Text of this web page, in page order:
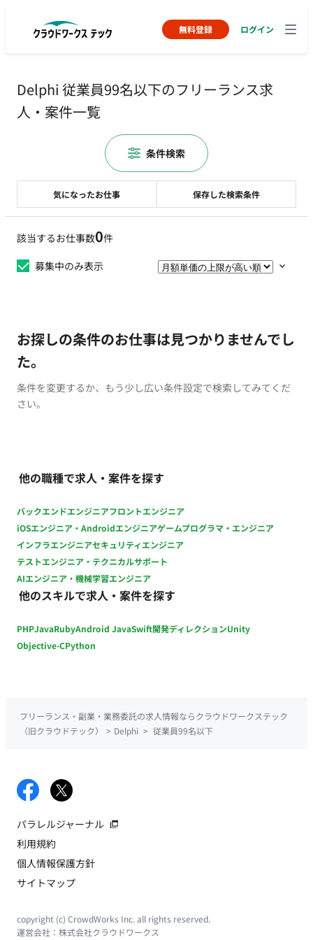
無料登録 ログイン
Delphi 従業員99名以下のフリーランス求
人・案件一覧
該当するお仕事数0件
募集中のみ表示
お探しの条件のお仕事は見つかりませんでし
た。
条件を変更するか、もう少し広い条件設定で検索してみてくだ
さい。
他の職種で求人・案件を探す
バックエンドエンジニアフロントエンジニア
iOSエンジニア・Androidエンジニアゲームプログラマ・エンジニア
インフラエンジニアセキュリティエンジニア
テストエンジニア・テクニカルサポート
AIエンジニア・機械学習エンジニア
他のスキルで求人・案件を探す
PHPJavaRubyAndroid JavaSwift開発ディレクションUnity
Objective-CPython
気になったお仕事 保存した検索条件
条件検索
フリーランス・副業・業務委託の求人情報ならクラウドワークステック
（旧クラウドテック）
> Delphi > 従業員99名以下
パラレルジャーナル
利用規約
個人情報保護方針
サイトマップ
copyright (c) CrowdWorks Inc. all rights reserved.
運営会社： 株式会社クラウドワークス